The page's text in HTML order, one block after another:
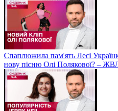
Спаплюжила пам'ять Лесі
нову пісню Олі Полякової? –